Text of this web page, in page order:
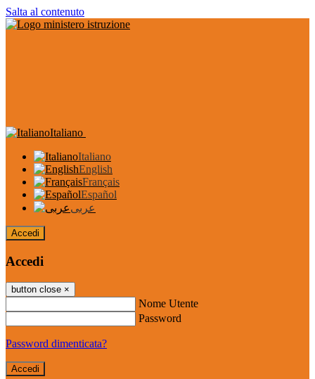
Salta al contenuto
Italiano
Italiano
English
Français
Español
عربى
Accedi
Accedi
button close ×
Nome Utente
Password
Password dimenticata?